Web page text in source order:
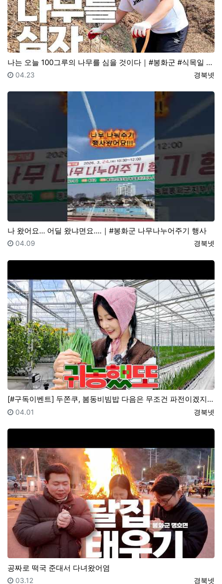
나는 오늘 100그루의 나무를 심을 것이다｜#봉화군 #식목일 나무심기행사
등록자
경북넷
등록일
04.23
나 왔어요... 어딜 왔냐면요....｜#봉화군 나무나누어주기 행사
등록자
경북넷
등록일
04.09
[#구독이벤트] 두쫀쿠, 봄동비빔밥 다음은 무조건 파전이겠지... 봉화군 스마트팜 파헤치러 감! ｜
등록자
경북넷
등록일
04.01
공짜로 떡국 준대서 다녀왔어염
등록자
경북넷
등록일
03.12